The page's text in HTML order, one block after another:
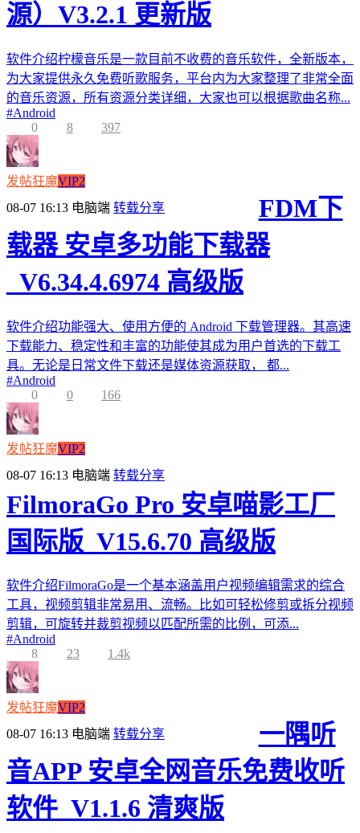
源）V3.2.1 更新版
软件介绍柠檬音乐是一款目前不收费的音乐软件，全新版本，
为大家提供永久免费听歌服务，平台内为大家整理了非常全面
的音乐资源，所有资源分类详细，大家也可以根据歌曲名称...
#Android
0
8 397
发帖狂魔VIP2
08-07 16:13 电脑端 转载分享
FDM下
载器 安卓多功能下载器
_V6.34.4.6974 高级版
软件介绍功能强大、使用方便的 Android 下载管理器。其高速
下载能力、稳定性和丰富的功能使其成为用户首选的下载工
具。无论是日常文件下载还是媒体资源获取， 都...
#Android
0
0 166
发帖狂魔VIP2
08-07 16:13 电脑端 转载分享
FilmoraGo Pro 安卓喵影工厂
国际版_V15.6.70 高级版
软件介绍FilmoraGo是一个基本涵盖用户视频编辑需求的综合
工具，视频剪辑非常易用、流畅。比如可轻松修剪或拆分视频
剪辑，可旋转并裁剪视频以匹配所需的比例，可添...
#Android
8
23 1.4k
发帖狂魔VIP2
08-07 16:13 电脑端 转载分享
一隅听
音APP 安卓全网音乐免费收听
软件_V1.1.6 清爽版